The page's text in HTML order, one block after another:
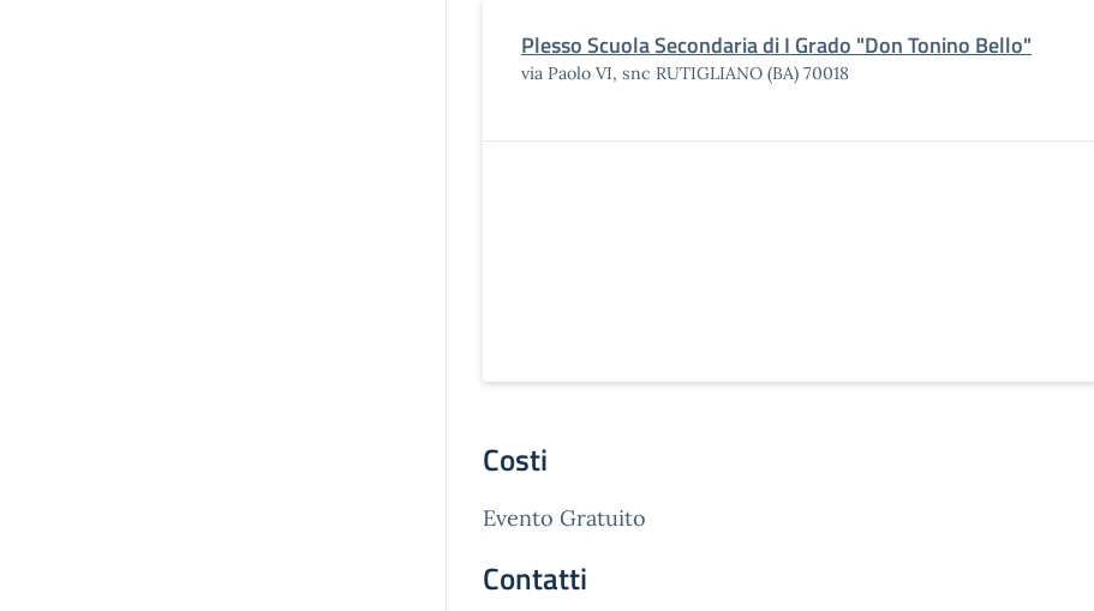
Plesso Scuola Secondaria di I Grado "Don Tonino Bello"
via Paolo VI, snc RUTIGLIANO (BA) 70018
Costi
Evento Gratuito
Contatti